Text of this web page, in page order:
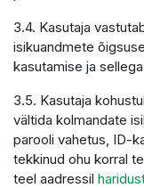
3.4. Kasutaja
isikuandmete
kasutamise ja
3.5. Kasutaja
vältida kolmandate
parooli vahetus, ID-
tekkinud ohu korral
teel aadressil